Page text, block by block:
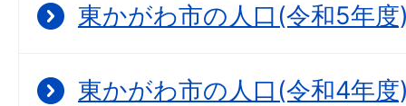
東かがわ市の人口(令和5年度
東かがわ市の人口(令和4年度